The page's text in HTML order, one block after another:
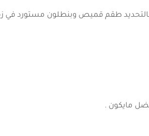
وبالتحديد طقم قميص وبنطلون مستورد
مايكون .